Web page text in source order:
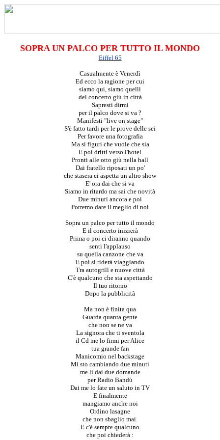
SOPRA UN PALCO PER TUTTO IL MONDO
Eiffel 65
Casualmente è Venerdì
Ed ecco la ragione per cui
siamo qui, siamo quelli
del concerto giù in città
Sapresti dirmi
per il palco dove si va ?
Manifesti "live on stage"
S'è fatto tardi per le prove delle sei
Per favore una fotografia
Ma si figuri che vuole che sia
E poi dritti verso l'hotel
Pronti alle otto giù nella hall
Dai fratello riposati un po'
che stasera ci aspetta un altro show
E' ora dai che si va
Siamo in ritardo ma sai che novità
Due minuti ancora e poi
Potremo dare il meglio di noi
Sopra un palco per tutto il mondo
E il concerto inizierà
Prima o poi ci diranno quando
senti l'applauso
su quella canzone che va
E poi si riderà viaggiando
Tra autogrill e nuove città
C'è qualcuno che sta aspettando
Il tuo ritorno
Dopo la pubblicità
Ma non è finita qua
Guarda quanta gente
che non se ne va
La signora che ti sventola
il Cd me lo firmi per Alice
tua grande fan
Manicomio nel backstage
Mi sto cambiando due minuti
me li dai due domande
per Radio Bandù
Dai me lo fate un saluto in TV
E finalmente
mangiamo anche noi
Ordino lasagne
che non sbaglio mai.
E c'è sempre qualcuno
che poi chiederà :